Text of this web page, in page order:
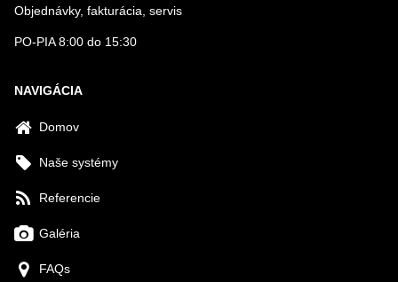
Objednávky, fakturácia, servis
PO-PIA 8:00 do 15:30
NAVIGÁCIA
Domov
Naše systémy
Referencie
Galéria
FAQs